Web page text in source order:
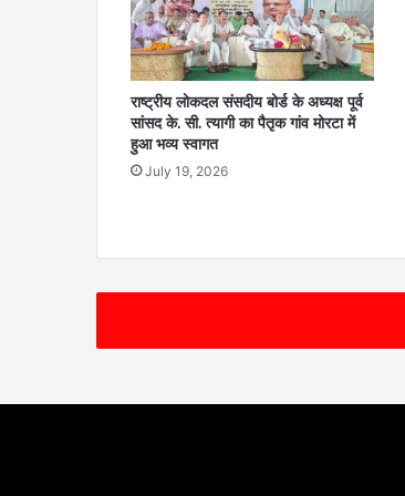
राष्ट्रीय लोकदल संसदीय बोर्ड के अध्यक्ष पूर्व
सांसद के. सी. त्यागी का पैतृक गांव मोरटा में
हुआ भव्य स्वागत
July 19, 2026